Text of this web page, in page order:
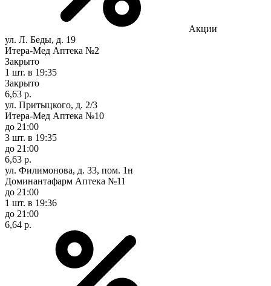
Акции
ул. Л. Беды, д. 19
Итера-Мед Аптека №2
Закрыто
1 шт. в 19:35
Закрыто
6,63 р.
ул. Притыцкого, д. 2/3
Итера-Мед Аптека №10
до 21:00
3 шт. в 19:35
до 21:00
6,63 р.
ул. Филимонова, д. 33, пом. 1н
Доминантафарм Аптека №11
до 21:00
1 шт. в 19:36
до 21:00
6,64 р.